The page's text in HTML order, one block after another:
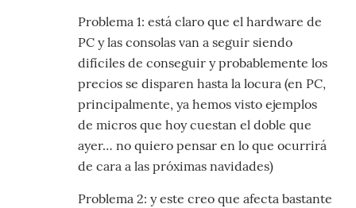
Problema 1: está claro que el hardware de
PC y las consolas van a seguir siendo
difíciles de conseguir y probablemente los
precios se disparen hasta la locura (en PC,
principalmente, ya hemos visto ejemplos
de micros que hoy cuestan el doble que
ayer… no quiero pensar en lo que ocurrirá
de cara a las próximas navidades)
Problema 2: y este creo que afecta bastante